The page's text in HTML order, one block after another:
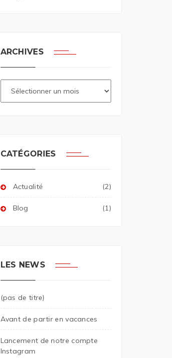
ARCHIVES
CATÉGORIES
Actualité (2)
Blog (1)
LES NEWS
(pas de titre)
Avant de partir en vacances
Lancement de notre compte
Instagram